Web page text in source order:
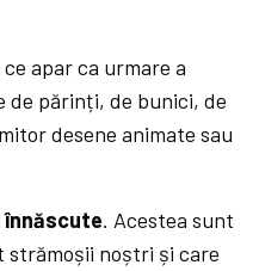
ce apar ca urmare a
de părinți, de bunici, de
desene animate sau
înnăscute. Acestea sunt
noștri și care